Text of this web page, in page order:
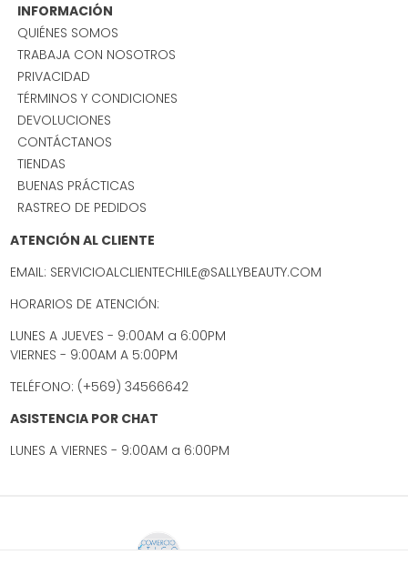
INFORMACIÓN
QUIÉNES SOMOS
TRABAJA CON NOSOTROS
PRIVACIDAD
TÉRMINOS Y CONDICIONES
DEVOLUCIONES
CONTÁCTANOS
TIENDAS
BUENAS PRÁCTICAS
RASTREO DE PEDIDOS
ATENCIÓN AL CLIENTE
EMAIL: SERVICIOALCLIENTECHILE@SALLYBEAUTY.COM
HORARIOS DE ATENCIÓN:
LUNES A JUEVES - 9:00AM a 6:00PM
VIERNES - 9:00AM A 5:00PM
TELÉFONO: (+569) 34566642
ASISTENCIA POR CHAT
LUNES A VIERNES - 9:00AM a 6:00PM